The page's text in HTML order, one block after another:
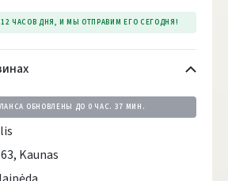
12 ЧАСОВ ДНЯ, И МЫ ОТПРАВИМ ЕГО СЕГОДНЯ!
ОБНОВЛЕНЫ ДО 0 ЧАС. 37 МИН.
Kaunas